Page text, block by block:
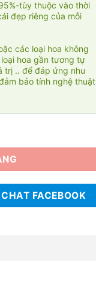
tùy thuộc vào thời
đẹp riêng của mỗi
các loại hoa không
hoa gần tương tự
trị .. để đáp ứng nhu
bảo tính nghệ thuật
CHAT FACEBOOK